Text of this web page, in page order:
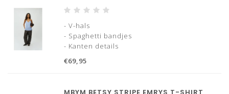
- Strakke, nette afwerking van de zoom
- V-hals
- Spaghetti bandjes
- Kanten details
€69,95